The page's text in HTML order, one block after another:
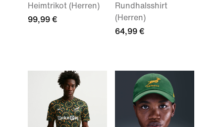
Heimtrikot (Herren)
99,99 €
Rundhalsshirt
(Herren)
64,99 €